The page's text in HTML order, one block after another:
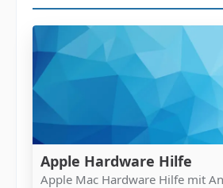
Apple Hardware Hilfe
Apple Mac Hardware Hilfe mit